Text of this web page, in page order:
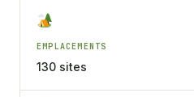
EMPLACEMENTS
130 sites